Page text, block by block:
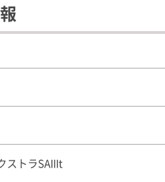
ストラSAIIIt